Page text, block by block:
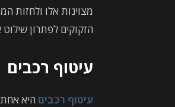
מצוינות אלו ולחזות
הזקוקים לפתרון
עיטוף רכבים
עיטוף רכבים היא אחת